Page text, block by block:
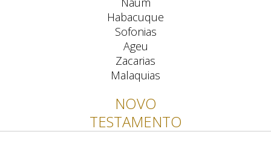
Habacuque
Sofonias
Ageu
Zacarias
Malaquias
NOVO
TESTAMENTO